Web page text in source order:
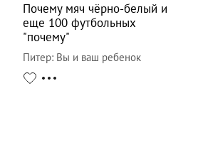
Почему мяч чёрно-белый и
еще 100 футбольных
"почему"
Питер: Вы и ваш ребенок